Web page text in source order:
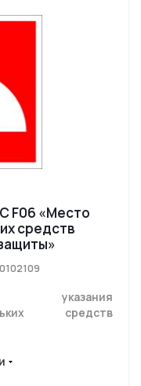
F06 «Место
средств
указания
средств